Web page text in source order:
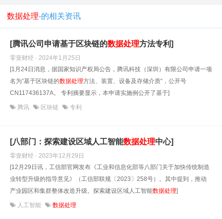
数据处理-的相关资讯
[腾讯公司申请基于区块链的数据处理方法专利]
零壹财经 · 2024年1月25日
[1月24日消息，据国家知识产权局公告，腾讯科技（深圳）有限公司申请一项
名为“基于区块链的数据处理方法、装置、设备及存储介质“，公开号
CN117436137A。 专利摘要显示，本申请实施例公开了基于]
腾讯 区块链 专利
[八部门：探索建设区域人工智能数据处理中心]
零壹财经 · 2023年12月29日
[12月29日讯，工信部官网发布《工业和信息化部等八部门关于加快传统制造
业转型升级的指导意见》（工信部联规〔2023〕258号）。其中提到，推动
产业园区和集群整体改造升级。探索建设区域人工智能数据处理]
人工智能 数据处理